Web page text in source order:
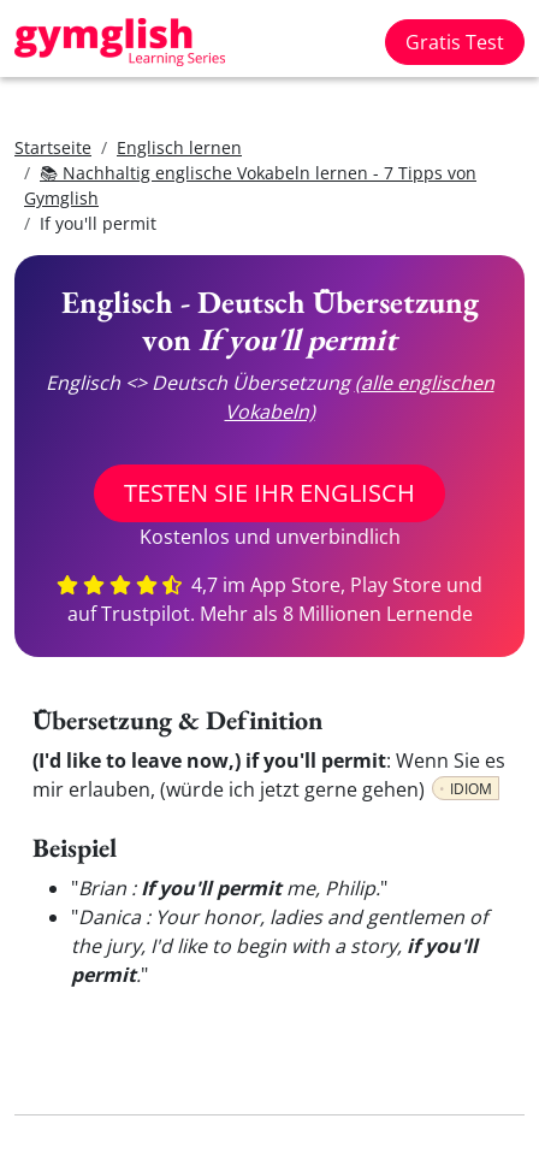
Gratis Test
Startseite
Englisch lernen
📚 Nachhaltig englische Vokabeln lernen - 7 Tipps von
Gymglish
If you'll permit
Englisch - Deutsch Übersetzung
vonIf you'll permit
Englisch <> Deutsch Übersetzung(alle englischen
Vokabeln)
TESTEN SIE IHR ENGLISCH
Kostenlos und unverbindlich
4,7 im App Store, Play Store und
auf Trustpilot. Mehr als 8 Millionen Lernende
Übersetzung & Definition
(I'd like to leave now,) if you'll permit: Wenn Sie es
mir erlauben, (würde ich jetzt gerne gehen)
IDIOM
Beispiel
"Brian :If you'll permitme, Philip."
"Danica : Your honor, ladies and gentlemen of
the jury, I'd like to begin with a story, if you'll
permit."